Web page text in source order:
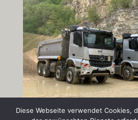
Diese Webseite verwendet Cookies,